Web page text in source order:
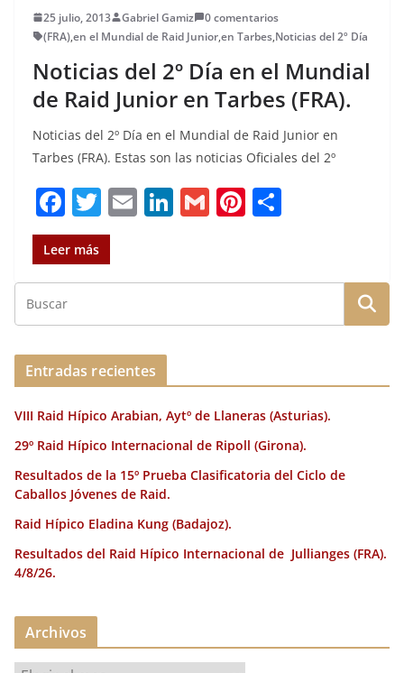
25 julio, 2013 Gabriel Gamiz
0 comentarios
(FRA),en el Mundial de Raid Junior,en Tarbes,Noticias del 2º Día
Noticias del 2º Día en el Mundial
de Raid Junior en Tarbes (FRA).
Noticias del 2º Día en el Mundial de Raid Junior en
Tarbes (FRA). Estas son las noticias Oficiales del 2º
F
a
c
e
b
o
o
k
T
w
it
te
r
E
l
Li
e
dI
G
l
Pi
re
st
p
a
ir
Leer más
Entradas recientes
VIII Raid Hípico Arabian, Aytº de Llaneras (Asturias).
29º Raid Hípico Internacional de Ripoll (Girona).
Resultados de la 15º Prueba Clasificatoria del Ciclo de
Caballos Jóvenes de Raid.
Raid Hípico Eladina Kung (Badajoz).
Resultados del Raid Hípico Internacional de Jullianges (FRA).
4/8/26.
Archivos